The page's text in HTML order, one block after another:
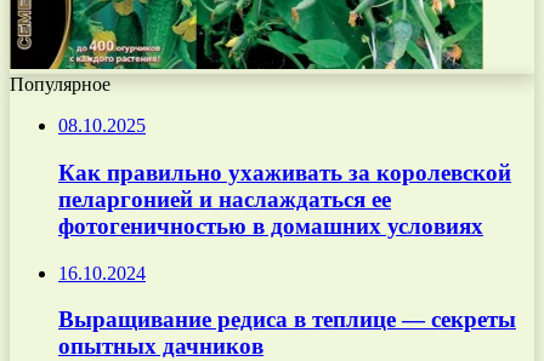
Популярное
08.10.2025
Как правильно ухаживать за королевской
пеларгонией и наслаждаться ее
фотогеничностью в домашних условиях
16.10.2024
Выращивание редиса в теплице — секреты
опытных дачников